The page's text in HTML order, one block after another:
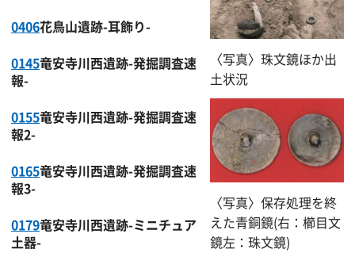
0406花鳥山遺跡-耳飾り-
0145竜安寺川西遺跡-発掘調査速
報-
0155竜安寺川西遺跡-発掘調査速
報2-
0165竜安寺川西遺跡-発掘調査速
報3-
0179竜安寺川西遺跡-ミニチュア
土器-
〈写真〉珠文鏡ほか出
土状況
〈写真〉保存処理を終
えた青銅鏡(右：櫛目文
鏡左：珠文鏡)